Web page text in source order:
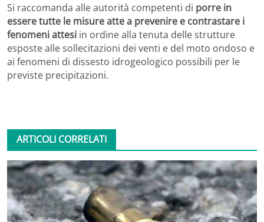
Si raccomanda alle autorità competenti di porre in
essere tutte le misure atte a prevenire e contrastare i
fenomeni attesi in ordine alla tenuta delle strutture
esposte alle sollecitazioni dei venti e del moto ondoso e
ai fenomeni di dissesto idrogeologico possibili per le
previste precipitazioni.
ARTICOLI CORRELATI